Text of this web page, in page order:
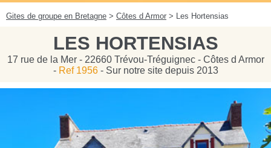
Gites de groupe en Bretagne > Côtes d Armor > Les Hortensias
LES HORTENSIAS
17 rue de la Mer - 22660 Trévou-Tréguignec - Côtes d Armor
- Ref 1956- Sur notre site depuis 2013